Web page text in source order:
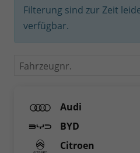
Filterung sind zur Zeit
verfügbar.
Fahrzeugnr.
Audi
BYD
Citroen